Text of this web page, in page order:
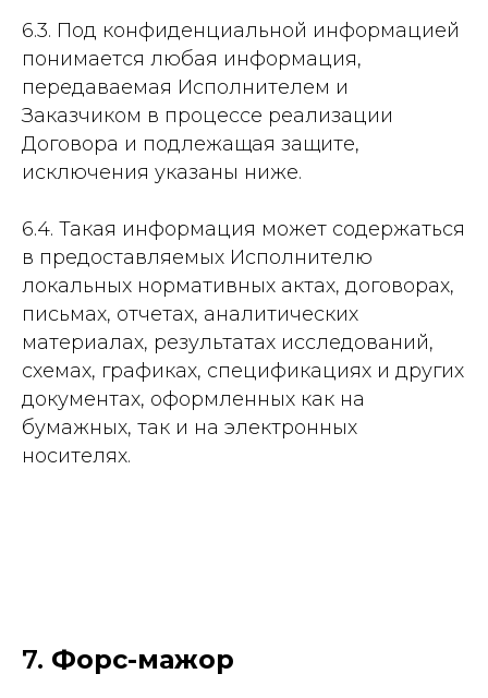
6.3. Под конфиденциальной информацией
понимается любая информация,
передаваемая Исполнителем и
Заказчиком в процессе реализации
Договора и подлежащая защите,
исключения указаны ниже.
6.4. Такая информация может содержаться
в предоставляемых Исполнителю
локальных нормативных актах, договорах,
письмах, отчетах, аналитических
материалах, результатах исследований,
схемах, графиках, спецификациях и других
документах, оформленных как на
бумажных, так и на электронных
носителях.
7. Форс-мажор